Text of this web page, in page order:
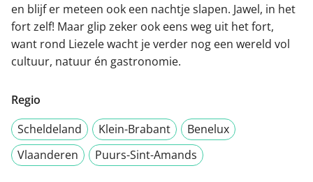
en blijf er meteen ook een nachtje slapen. Jawel, in het
fort zelf! Maar glip zeker ook eens weg uit het fort,
want rond Liezele wacht je verder nog een wereld vol
cultuur, natuur én gastronomie.
Regio
Scheldeland
Klein-Brabant
Benelux
Vlaanderen
Puurs-Sint-Amands